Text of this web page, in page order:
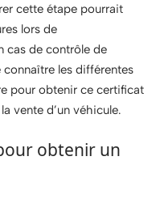
cette étape pourrait
lors de
cas de contrôle de
les différentes
pour obtenir ce certificat
vente d’un véhicule.
obtenir un